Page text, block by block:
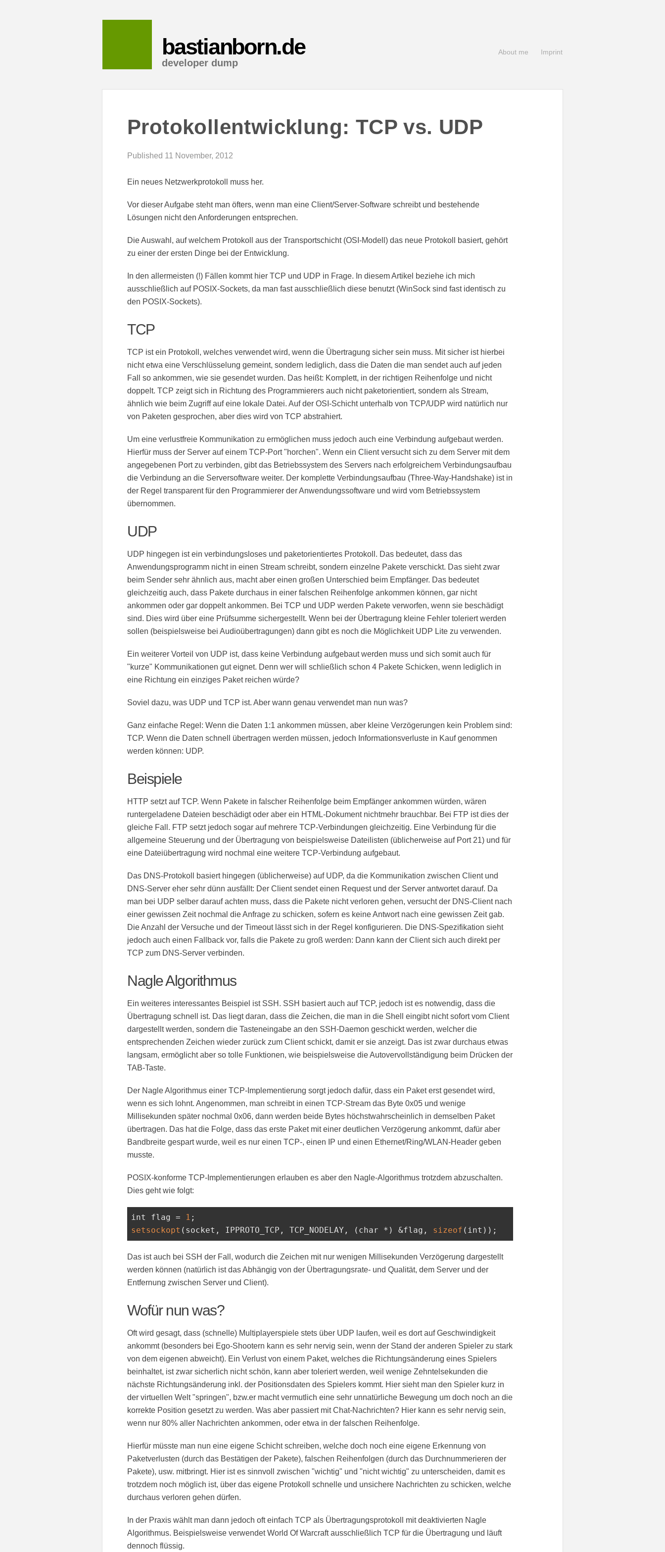
bastianborn.de
developer dump
About me Imprint
Protokollentwicklung: TCP vs. UDP
Published 11 November, 2012
Ein neues Netzwerkprotokoll muss her.
Vor dieser Aufgabe steht man öfters, wenn man eine Client/Server-Software schreibt und bestehende
Lösungen nicht den Anforderungen entsprechen.
Die Auswahl, auf welchem Protokoll aus der Transportschicht (OSI-Modell) das neue Protokoll basiert, gehört
zu einer der ersten Dinge bei der Entwicklung.
In den allermeisten (!) Fällen kommt hier TCP und UDP in Frage. In diesem Artikel beziehe ich mich
ausschließlich auf POSIX-Sockets, da man fast ausschließlich diese benutzt (WinSock sind fast identisch zu
den POSIX-Sockets).
TCP
TCP ist ein Protokoll, welches verwendet wird, wenn die Übertragung sicher sein muss. Mit sicher ist hierbei
nicht etwa eine Verschlüsselung gemeint, sondern lediglich, dass die Daten die man sendet auch auf jeden
Fall so ankommen, wie sie gesendet wurden. Das heißt: Komplett, in der richtigen Reihenfolge und nicht
doppelt. TCP zeigt sich in Richtung des Programmierers auch nicht paketorientiert, sondern als Stream,
ähnlich wie beim Zugriff auf eine lokale Datei. Auf der OSI-Schicht unterhalb von TCP/UDP wird natürlich nur
von Paketen gesprochen, aber dies wird von TCP abstrahiert.
Um eine verlustfreie Kommunikation zu ermöglichen muss jedoch auch eine Verbindung aufgebaut werden.
Hierfür muss der Server auf einem TCP-Port "horchen". Wenn ein Client versucht sich zu dem Server mit dem
angegebenen Port zu verbinden, gibt das Betriebssystem des Servers nach erfolgreichem Verbindungsaufbau
die Verbindung an die Serversoftware weiter. Der komplette Verbindungsaufbau (Three-Way-Handshake) ist in
der Regel transparent für den Programmierer der Anwendungssoftware und wird vom Betriebssystem
übernommen.
UDP
UDP hingegen ist ein verbindungsloses und paketorientiertes Protokoll. Das bedeutet, dass das
Anwendungsprogramm nicht in einen Stream schreibt, sondern einzelne Pakete verschickt. Das sieht zwar
beim Sender sehr ähnlich aus, macht aber einen großen Unterschied beim Empfänger. Das bedeutet
gleichzeitig auch, dass Pakete durchaus in einer falschen Reihenfolge ankommen können, gar nicht
ankommen oder gar doppelt ankommen. Bei TCP und UDP werden Pakete verworfen, wenn sie beschädigt
sind. Dies wird über eine Prüfsumme sichergestellt. Wenn bei der Übertragung kleine Fehler toleriert werden
sollen (beispielsweise bei Audioübertragungen) dann gibt es noch die Möglichkeit UDP Lite zu verwenden.
Ein weiterer Vorteil von UDP ist, dass keine Verbindung aufgebaut werden muss und sich somit auch für
"kurze" Kommunikationen gut eignet. Denn wer will schließlich schon 4 Pakete Schicken, wenn lediglich in
eine Richtung ein einziges Paket reichen würde?
Soviel dazu, was UDP und TCP ist. Aber wann genau verwendet man nun was?
Ganz einfache Regel: Wenn die Daten 1:1 ankommen müssen, aber kleine Verzögerungen kein Problem sind:
TCP. Wenn die Daten schnell übertragen werden müssen, jedoch Informationsverluste in Kauf genommen
werden können: UDP.
Beispiele
HTTP setzt auf TCP. Wenn Pakete in falscher Reihenfolge beim Empfänger ankommen würden, wären
runtergeladene Dateien beschädigt oder aber ein HTML-Dokument nichtmehr brauchbar. Bei FTP ist dies der
gleiche Fall. FTP setzt jedoch sogar auf mehrere TCP-Verbindungen gleichzeitig. Eine Verbindung für die
allgemeine Steuerung und der Übertragung von beispielsweise Dateilisten (üblicherweise auf Port 21) und für
eine Dateiübertragung wird nochmal eine weitere TCP-Verbindung aufgebaut.
Das DNS-Protokoll basiert hingegen (üblicherweise) auf UDP, da die Kommunikation zwischen Client und
DNS-Server eher sehr dünn ausfällt: Der Client sendet einen Request und der Server antwortet darauf. Da
man bei UDP selber darauf achten muss, dass die Pakete nicht verloren gehen, versucht der DNS-Client nach
einer gewissen Zeit nochmal die Anfrage zu schicken, sofern es keine Antwort nach eine gewissen Zeit gab.
Die Anzahl der Versuche und der Timeout lässt sich in der Regel konfigurieren. Die DNS-Spezifikation sieht
jedoch auch einen Fallback vor, falls die Pakete zu groß werden: Dann kann der Client sich auch direkt per
TCP zum DNS-Server verbinden.
Nagle Algorithmus
Ein weiteres interessantes Beispiel ist SSH. SSH basiert auch auf TCP, jedoch ist es notwendig, dass die
Übertragung schnell ist. Das liegt daran, dass die Zeichen, die man in die Shell eingibt nicht sofort vom Client
dargestellt werden, sondern die Tasteneingabe an den SSH-Daemon geschickt werden, welcher die
entsprechenden Zeichen wieder zurück zum Client schickt, damit er sie anzeigt. Das ist zwar durchaus etwas
langsam, ermöglicht aber so tolle Funktionen, wie beispielsweise die Autovervollständigung beim Drücken der
TAB-Taste.
Der Nagle Algorithmus einer TCP-Implementierung sorgt jedoch dafür, dass ein Paket erst gesendet wird,
wenn es sich lohnt. Angenommen, man schreibt in einen TCP-Stream das Byte 0x05 und wenige
Millisekunden später nochmal 0x06, dann werden beide Bytes höchstwahrscheinlich in demselben Paket
übertragen. Das hat die Folge, dass das erste Paket mit einer deutlichen Verzögerung ankommt, dafür aber
Bandbreite gespart wurde, weil es nur einen TCP-, einen IP und einen Ethernet/Ring/WLAN-Header geben
musste.
POSIX-konforme TCP-Implementierungen erlauben es aber den Nagle-Algorithmus trotzdem abzuschalten.
Dies geht wie folgt:
int flag = 1
setsockopt (socket, IPPROTO_TCP, TCP_NODELAY, ( char *) &flag, sizeof ( int ));
Das ist auch bei SSH der Fall, wodurch die Zeichen mit nur wenigen Millisekunden Verzögerung dargestellt
werden können (natürlich ist das Abhängig von der Übertragungsrate- und Qualität, dem Server und der
Entfernung zwischen Server und Client).
Wofür nun was?
Oft wird gesagt, dass (schnelle) Multiplayerspiele stets über UDP laufen, weil es dort auf Geschwindigkeit
ankommt (besonders bei Ego-Shootern kann es sehr nervig sein, wenn der Stand der anderen Spieler zu stark
von dem eigenen abweicht). Ein Verlust von einem Paket, welches die Richtungsänderung eines Spielers
beinhaltet, ist zwar sicherlich nicht schön, kann aber toleriert werden, weil wenige Zehntelsekunden die
nächste Richtungsänderung inkl. der Positionsdaten des Spielers kommt. Hier sieht man den Spieler kurz in
der virtuellen Welt "springen", bzw.er macht vermutlich eine sehr unnatürliche Bewegung um doch noch an die
korrekte Position gesetzt zu werden. Was aber passiert mit Chat-Nachrichten? Hier kann es sehr nervig sein,
wenn nur 80% aller Nachrichten ankommen, oder etwa in der falschen Reihenfolge.
Hierfür müsste man nun eine eigene Schicht schreiben, welche doch noch eine eigene Erkennung von
Paketverlusten (durch das Bestätigen der Pakete), falschen Reihenfolgen (durch das Durchnummerieren der
Pakete), usw. mitbringt. Hier ist es sinnvoll zwischen "wichtig" und "nicht wichtig" zu unterscheiden, damit es
trotzdem noch möglich ist, über das eigene Protokoll schnelle und unsichere Nachrichten zu schicken, welche
durchaus verloren gehen dürfen.
In der Praxis wählt man dann jedoch oft einfach TCP als Übertragungsprotokoll mit deaktivierten Nagle
Algorithmus. Beispielsweise verwendet World Of Warcraft ausschließlich TCP für die Übertragung und läuft
dennoch flüssig.